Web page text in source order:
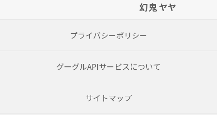
幻鬼 ヤヤ
プライバシーポリシー
グーグルAPIサービスについて
サイトマップ